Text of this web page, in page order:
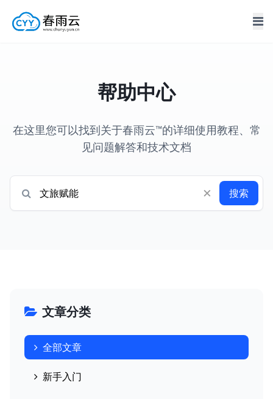
帮助中心
在这里您可以找到关于春雨云™的详细使用教程、常
见问题解答和技术文档
× 搜索
文章分类
全部文章
新手入门